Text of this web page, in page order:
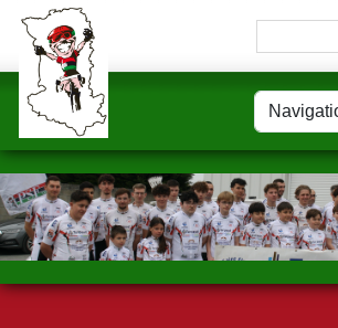
Panneau de gestion des cookies